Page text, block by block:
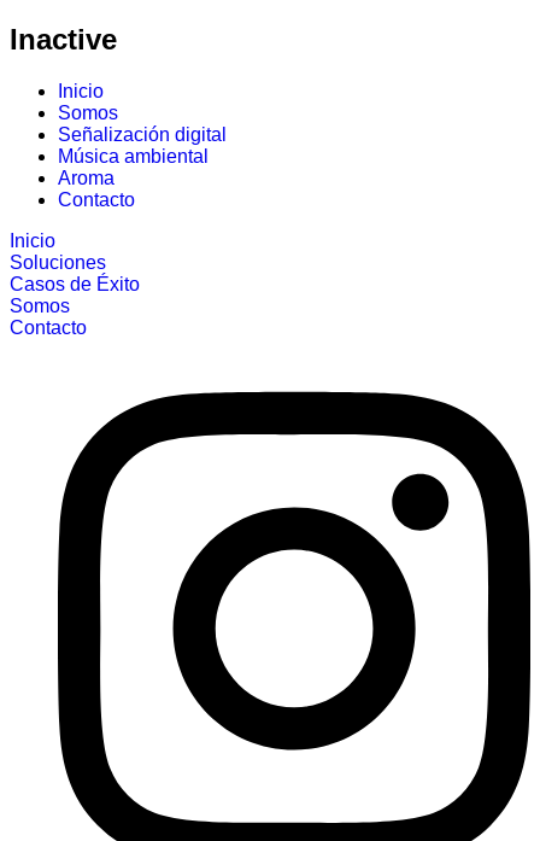
Inactive
Inicio
Somos
Señalización digital
Música ambiental
Aroma
Contacto
Inicio
Soluciones
Casos de Éxito
Somos
Contacto